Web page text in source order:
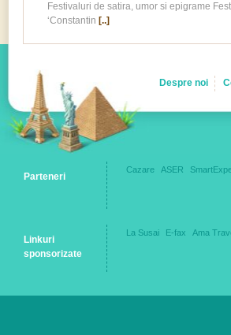
Festivaluri de satira, umor si epigrame
‘Constantin [..]
Despre noi
Parteneri
Cazare ASER
Linkuri
sponsorizate
La Susai E-fax Ama